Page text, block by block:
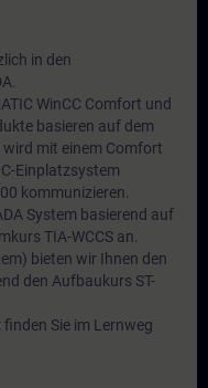
in den
WinCC Comfort und
basieren auf dem
mit einem Comfort
Einplatzsystem
kommunizieren.
System basierend auf
TIA-WCCS an.
bieten wir Ihnen den
den Aufbaukurs ST-
finden Sie im Lernweg